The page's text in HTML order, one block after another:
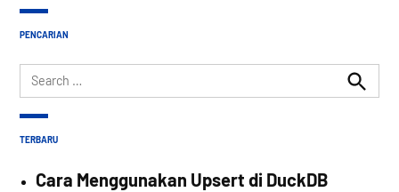
PENCARIAN
Search
for:
Search
TERBARU
Cara Menggunakan Upsert di DuckDB